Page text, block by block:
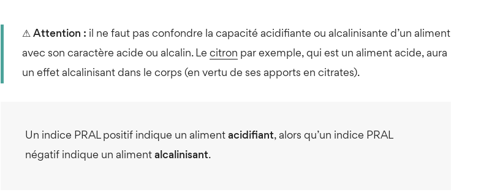
⚠ Attention : il ne faut pas confondre la capacité acidifiante ou alcalinisante d’un aliment
avec son caractère acide ou alcalin. Lecitron par exemple, qui est un aliment acide, aura
un effet alcalinisant dans le corps (en vertu de ses apports en citrates).
Un indice PRAL positif indique un alimentacidifiant, alors qu’un indice PRAL
négatif indique un alimentalcalinisant.